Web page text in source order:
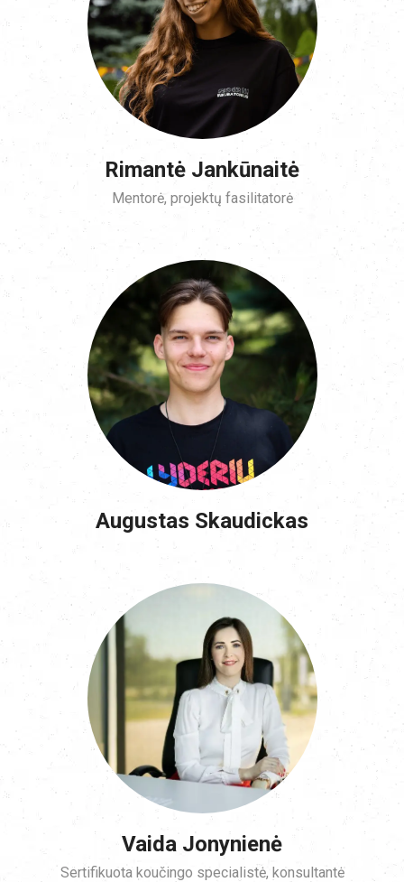
Rimantė Jankūnaitė
Mentorė, projektų fasilitatorė
Augustas Skaudickas
Vaida Jonynienė
Sertifikuota koučingo specialistė, konsultantė